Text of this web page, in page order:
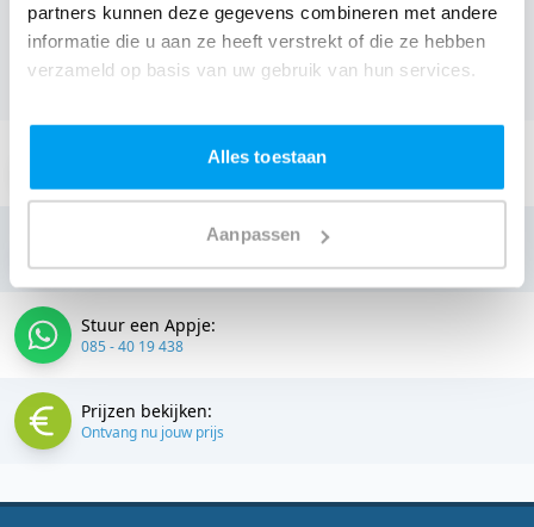
partners kunnen deze gegevens combineren met andere
informatie die u aan ze heeft verstrekt of die ze hebben
verzameld op basis van uw gebruik van hun services.
Alles toestaan
Aanpassen
offerte aanvragen.Huur de beste DJ uit Joureen
omgeving, en check dus directonze prijzen voor jouw
DJ
Stuur een email:
Stuur een Appje:
085 - 40 19 438
Prijzen bekijken:
Ontvang nu jouw prijs